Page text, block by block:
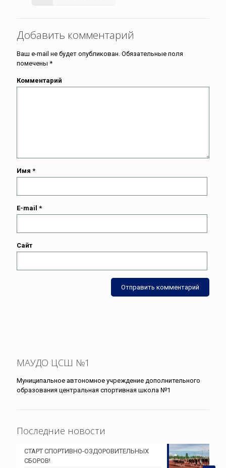
Добавить комментарий
Ваш e-mail не будет опубликован. Обязательные поля
помечены *
Комментарий
Имя *
E-mail *
Сайт
МАУДО ЦСШ №1
Муниципальное автономное учреждение дополнительного
образования центральная спортивная школа №1
Последние новости
СТАРТ СПОРТИВНО-ОЗДОРОВИТЕЛЬНЫХ
СБОРОВ!